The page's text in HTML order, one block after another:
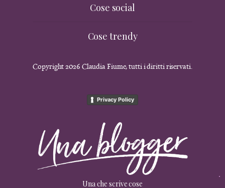
Cose social
Cose trendy
Copyright 2026 Claudia Fiume, tutti i diritti riservati.
Privacy Policy
Una che scrive cose